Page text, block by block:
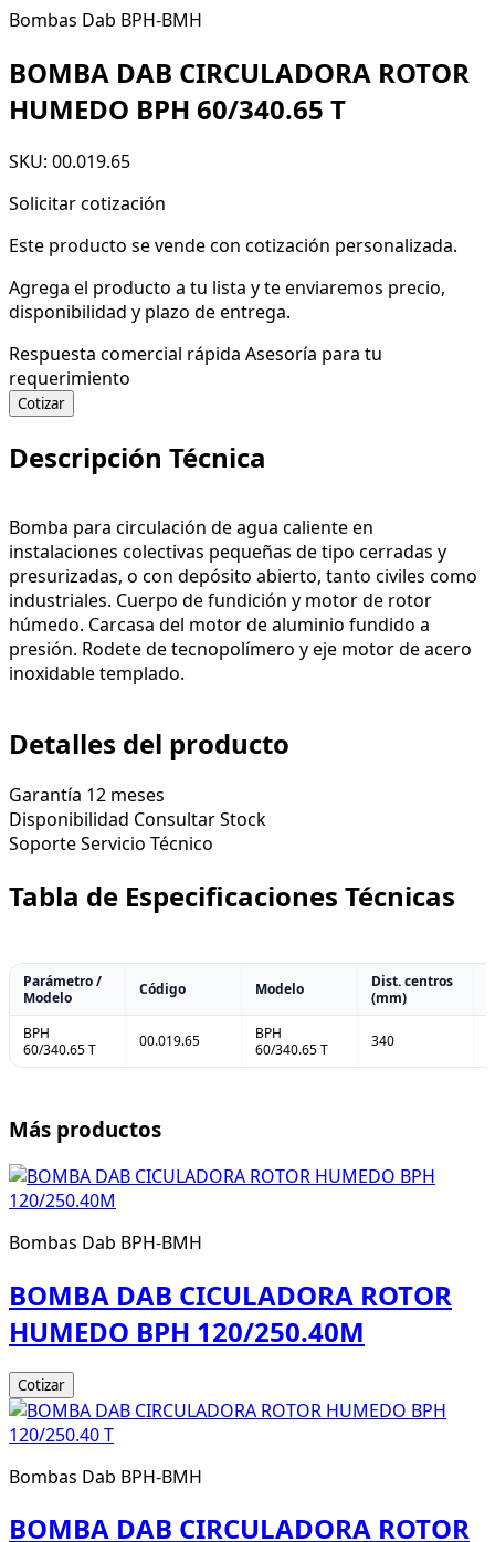
Bombas Dab BPH-BMH
BOMBA DAB CIRCULADORA ROTOR
HUMEDO BPH 60/340.65 T
SKU: 00.019.65
Solicitar cotización
Este producto se vende con cotización personalizada.
Agrega el producto a tu lista y te enviaremos precio,
disponibilidad y plazo de entrega.
Respuesta comercial rápida Asesoría para tu
requerimiento
Cotizar
Descripción Técnica
Bomba para circulación de agua caliente en
instalaciones colectivas pequeñas de tipo cerradas y
presurizadas, o con depósito abierto, tanto civiles como
industriales. Cuerpo de fundición y motor de rotor
húmedo. Carcasa del motor de aluminio fundido a
presión. Rodete de tecnopolímero y eje motor de acero
inoxidable templado.
Detalles del producto
Garantía 12 meses
Disponibilidad Consultar Stock
SoporteServicio Técnico
Tabla de Especificaciones Técnicas
Parámetro /
Modelo
Código Modelo
Dist. centros
(mm)
BPH
60/340.65 T
00.019.65
BPH
60/340.65 T
340
Más productos
Bombas Dab BPH-BMH
BOMBA DAB CICULADORA ROTOR
HUMEDO BPH 120/250.40M
Cotizar
Bombas Dab BPH-BMH
BOMBA DAB CIRCULADORA ROTOR